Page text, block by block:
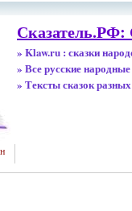
Сказатель.РФ:
» Klaw.ru : сказки
» Все русские народные
» Тексты сказок